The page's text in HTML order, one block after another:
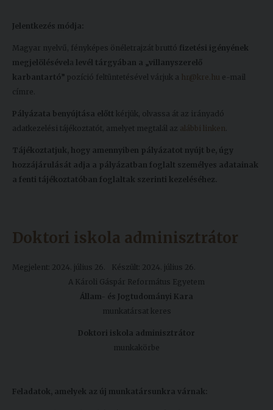
Jelentkezés módja:
Magyar nyelvű, fényképes önéletrajzát bruttó fizetési igényének
megjelölésével a levél tárgyában a „villanyszerelő
karbantartó” pozíció feltüntetésével várjuk a hr@kre.hu e-mail
címre.
Pályázata benyújtása előtt kérjük, olvassa át az irányadó
adatkezelési tájékoztatót, amelyet megtalál az alábbi linken.
Tájékoztatjuk, hogy amennyiben pályázatot nyújt be, úgy
hozzájárulását adja a pályázatban foglalt személyes adatainak
a fenti tájékoztatóban foglaltak szerinti kezeléséhez.
Doktori iskola adminisztrátor
Megjelent: 2024. július 26.
Készült: 2024. július 26.
A Károli Gáspár Református Egyetem
Állam- és Jogtudományi Kara
munkatársat keres
Doktori iskola adminisztrátor
munkakörbe
Feladatok, amelyek az új munkatársunkra várnak: